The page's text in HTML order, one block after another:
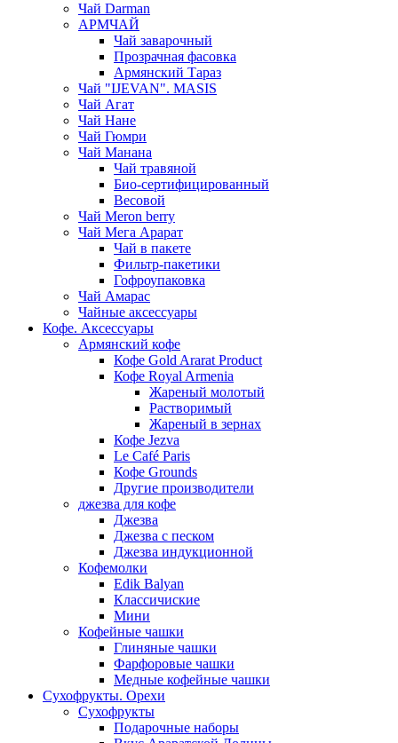
Чай Darman
АРМЧАЙ
Чай заварочный
Прозрачная фасовка
Армянский Тараз
Чай "IJEVAN". MASIS
Чай Агат
Чай Нане
Чай Гюмри
Чай Манана
Чай травяной
Био-сертифицированный
Весовой
Чай Meron berry
Чай Мега Арарат
Чай в пакете
Фильтр-пакетики
Гофроупаковка
Чай Амарас
Чайные аксессуары
Кофе. Аксессуары
Армянский кофе
Кофе Gold Ararat Product
Кофе Royal Armenia
Жареный молотый
Растворимый
Жареный в зернах
Кофе Jezva
Le Café Paris
Кофе Grounds
Другие производители
джезва для кофе
Джезва
Джезва с песком
Джезва индукционной
Кофемолки
Edik Balyan
Классичиские
Мини
Кофейные чашки
Глиняные чашки
Фарфоровые чашки
Медные кофейные чашки
Сухофрукты. Орехи
Сухофрукты
Подарочные наборы